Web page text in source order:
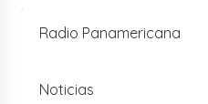
Radio Panamericana
Noticias